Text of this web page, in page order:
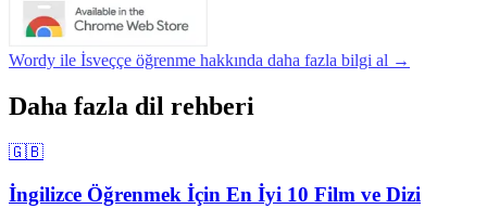
Wordy ile İsveççe öğrenme hakkında daha fazla bilgi al →
Daha fazla dil rehberi
🇬🇧
İngilizce Öğrenmek İçin En İyi 10 Film ve Dizi